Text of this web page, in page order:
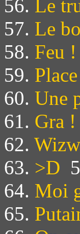
56. Le
57. Le
58. Feu
59.
60. Une
61. Gra !
62.
63. >D
64. Moi
65.